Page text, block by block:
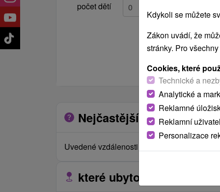
počet dětí
Nejčastější otázky o
Uvedené vzdálenosti jsou měřeny
které ubytovací zařízení
Kdykoli se můžete
Zákon uvádí, že
stránky. Pro
Cookies, které
Technické a
Analytické a
Reklamné
Reklamní
Personalizace